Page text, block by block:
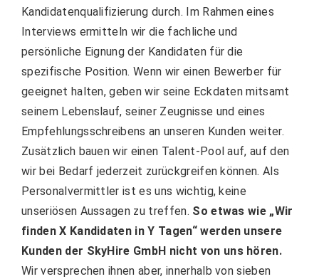
Kandidatenqualifizierung durch. Im Rahmen eines
Interviews ermitteln wir die fachliche und
persönliche Eignung der Kandidaten für die
spezifische Position. Wenn wir einen Bewerber für
geeignet halten, geben wir seine Eckdaten mitsamt
seinem Lebenslauf, seiner Zeugnisse und eines
Empfehlungsschreibens an unseren Kunden weiter.
Zusätzlich bauen wir einen Talent-Pool auf, auf den
wir bei Bedarf jederzeit zurückgreifen können. Als
Personalvermittler ist es uns wichtig, keine
unseriösen Aussagen zu treffen. So etwas wie „Wir
finden X Kandidaten in Y Tagen“ werden unsere
Kunden der SkyHire GmbH nicht von uns hören.
Wir versprechen ihnen aber, innerhalb von sieben